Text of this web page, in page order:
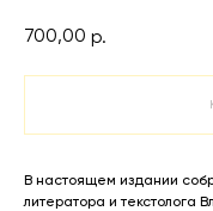
700,00 р.
В настоящем издании
литератора и текстолога